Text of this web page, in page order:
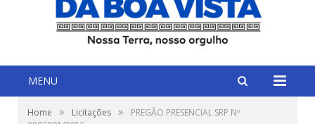
MENU
Home » Licitações »
PREGÃO PRESENCIAL SRP Nº